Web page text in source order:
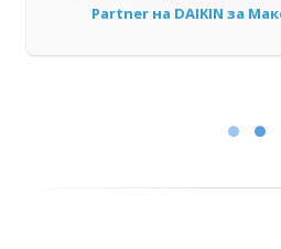
Partner на DAIKIN за